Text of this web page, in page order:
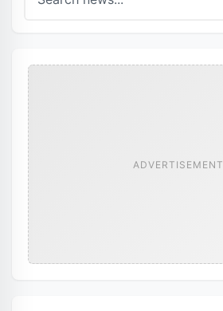
ADVERTISEMENT